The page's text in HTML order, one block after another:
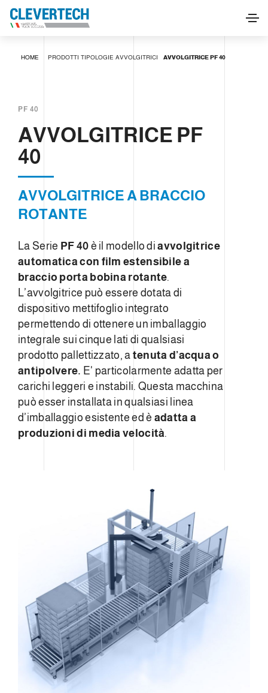
HOME PRODOTTI TIPOLOGIE AVVOLGITRICI AVVOLGITRICE PF 40
PF 40
AVVOLGITRICE PF
40
AVVOLGITRICE A BRACCIO
ROTANTE
La Serie PF 40 è il modello diavvolgitrice
automatica con film estensibile a
braccio porta bobina rotante.
L’avvolgitrice può essere dotata di
dispositivo mettifoglio integrato
permettendo di ottenere un imballaggio
integrale sui cinque lati di qualsiasi
prodotto pallettizzato, a tenuta d’acqua o
antipolvere. E' particolarmente adatta per
carichi leggeri e instabili. Questa macchina
può esser installata in qualsiasi linea
d’imballaggio esistente ed è adatta a
produzioni di media velocità.